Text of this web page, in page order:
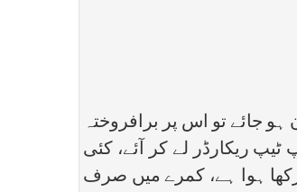
جائے تو اس پر برافروختہ
ریکارڈر لے کر آئے، کئی
رکھا ہوا ہے، کمرے میں صرف